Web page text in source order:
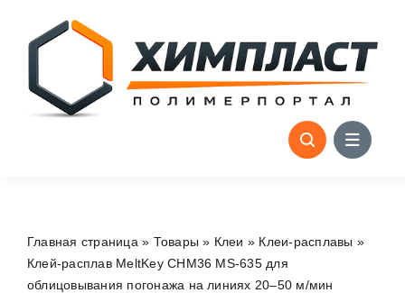
content
Главная страница » Товары » Клеи » Клеи-расплавы »
Клей-расплав MeltKey CHM36 MS-635 для
облицовывания погонажа на линиях 20–50 м/мин